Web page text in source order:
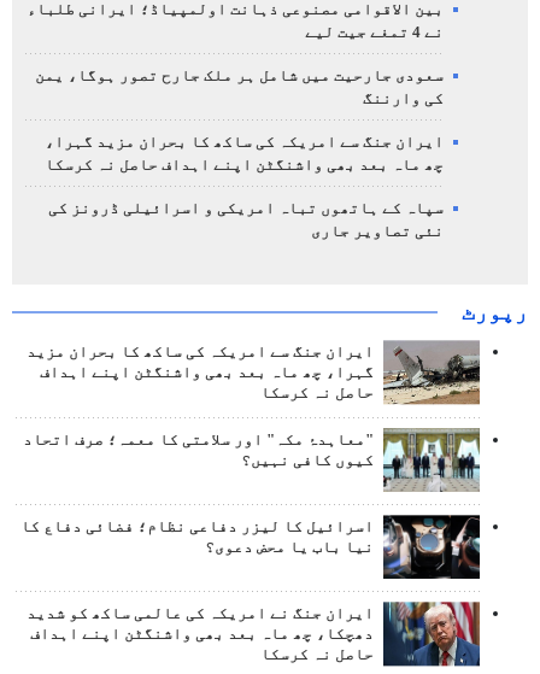
بین الاقوامی مصنوعی ذہانت اولمپیاڈ؛ ایرانی طلباء
نے 4 تمغے جیت لیے
سعودی جارحیت میں شامل ہر ملک جارح تصور ہوگا، یمن
کی وارننگ
ایران جنگ سے امریکہ کی ساکھ کا بحران مزید گہرا،
چھ ماہ بعد بھی واشنگٹن اپنے اہداف حاصل نہ کرسکا
سپاہ کے ہاتھوں تباہ امریکی و اسرائیلی ڈرونز کی
نئی تصاویر جاری
رپورٹ
ایران جنگ سے امریکہ کی ساکھ کا بحران مزید
گہرا، چھ ماہ بعد بھی واشنگٹن اپنے اہداف
حاصل نہ کرسکا
"معاہدۂ مکہ" اور سلامتی کا معمہ؛ صرف اتحاد
کیوں کافی نہیں؟
اسرائیل کا لیزر دفاعی نظام؛ فضائی دفاع کا
نیا باب یا محض دعوی؟
ایران جنگ نے امریکہ کی عالمی ساکھ کو شدید
دھچکا، چھ ماہ بعد بھی واشنگٹن اپنے اہداف
حاصل نہ کرسکا